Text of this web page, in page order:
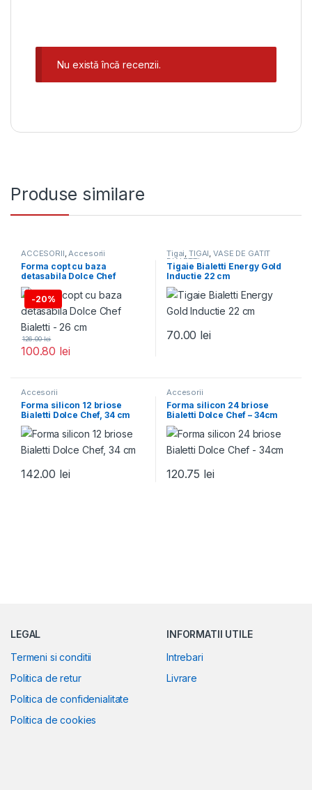
Nu există încă recenzii.
Produse similare
ACCESORII,Accesorii
Forma copt cu baza
detasabila Dolce Chef
Bialetti – 26 cm
-20%
100.80 lei
126.00lei
Tigai,TIGAI,VASE DE GATIT
BIALETTI
Tigaie Bialetti Energy Gold
Inductie 22 cm
70.00 lei
Accesorii
Forma silicon 12 briose
Bialetti Dolce Chef, 34 cm
142.00 lei
Accesorii
Forma silicon 24 briose
Bialetti Dolce Chef – 34cm
120.75 lei
LEGAL
Termeni si conditii
Politica de retur
Politica de confidenialitate
Politica de cookies
INFORMATII UTILE
Intrebari
Livrare